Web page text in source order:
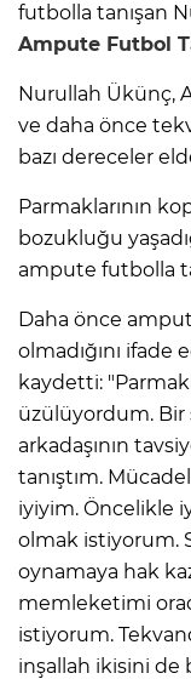
futbolla tanışan
Ampute Futbol
Nurullah Ükünç,
ve daha önce
bazı dereceler
Parmaklarının
bozukluğu
ampute futbolla
Daha önce
olmadığını ifade
kaydetti:
üzülüyordum. Bir
arkadaşının
tanıştım.
iyiyim. Öncelikle
olmak istiyorum.
oynamaya hak
memleketimi
istiyorum.
inşallah ikisini de